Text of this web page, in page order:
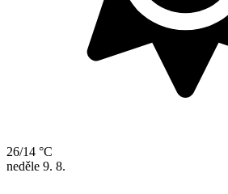
26/14 °C
neděle 9. 8.